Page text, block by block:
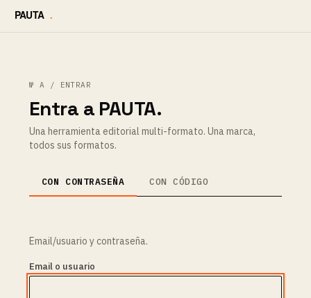
№ A / ENTRAR
Entra a PAUTA.
Una herramienta editorial multi-formato. Una marca,
todos sus formatos.
CON CONTRASEÑA CON CÓDIGO
Email/usuario y contraseña.
Email o usuario